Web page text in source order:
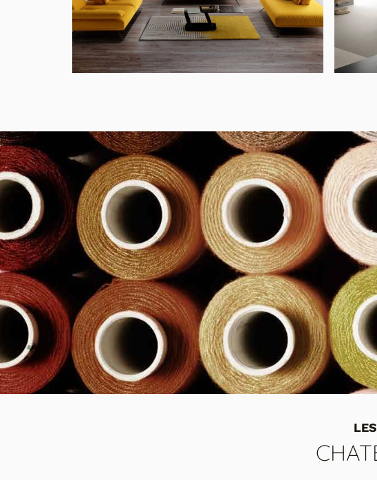
Le canapé 3 places avec 2 dossiers avance/recule,
assise double profondeur et 2 accoudoirs relevables
en tissu bouclettes
BESOIN DE PLUS DE